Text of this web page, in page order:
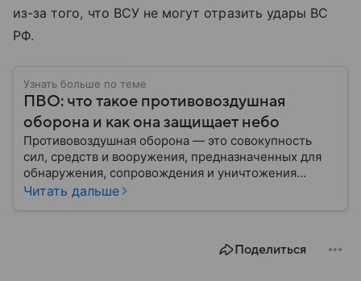
из-за того, что ВСУ не могут отразить удары ВС
РФ.
Узнать больше по теме
ПВО: что такое противовоздушная
оборона и как она защищает небо
Противовоздушная оборона — это совокупность
сил, средств и вооружения, предназначенных для
обнаружения, сопровождения и уничтожения
средств воздушного нападения. Современные
Читать дальше
Поделиться